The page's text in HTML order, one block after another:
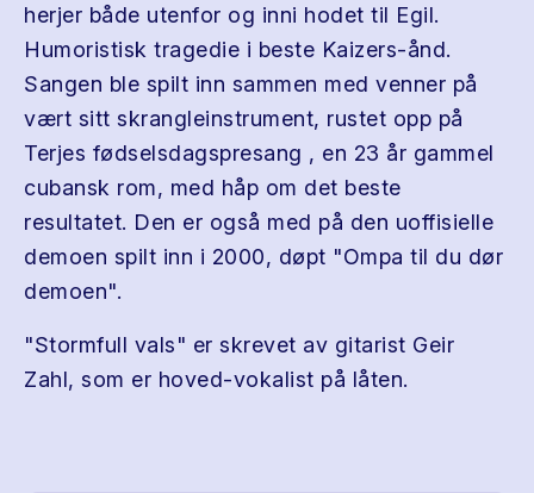
herjer både utenfor og inni hodet til Egil.
Humoristisk tragedie i beste Kaizers-ånd.
Sangen ble spilt inn sammen med venner på
vært sitt skrangleinstrument, rustet opp på
Terjes fødselsdagspresang , en 23 år gammel
cubansk rom, med håp om det beste
resultatet. Den er også med på den uoffisielle
demoen spilt inn i 2000, døpt "Ompa til du dør
demoen".
"Stormfull vals" er skrevet av gitarist Geir
Zahl, som er hoved-vokalist på låten.